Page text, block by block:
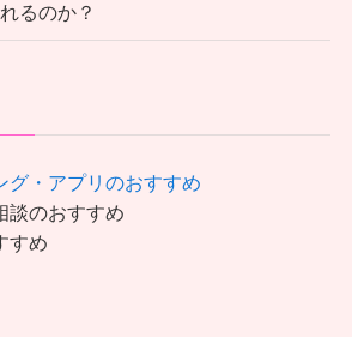
るのか？
グ・アプリのおすすめ
のおすすめ
すめ